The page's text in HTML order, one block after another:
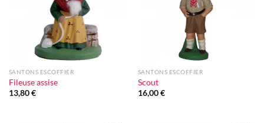
SANTONS ESCOFFIER
Fileuse assise
13,80€
SANTONS ESCOFFIER
Scout
16,00€